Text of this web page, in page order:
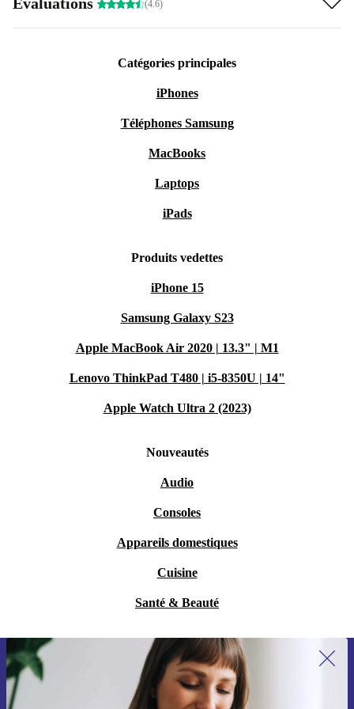
(4.6)
Catégories principales
iPhones
Téléphones Samsung
MacBooks
Laptops
iPads
Produits vedettes
iPhone 15
Samsung Galaxy S23
Apple MacBook Air 2020 | 13.3" | M1
Lenovo ThinkPad T480 | i5-8350U | 14"
Apple Watch Ultra 2 (2023)
Nouveautés
Audio
Consoles
Appareils domestiques
Cuisine
Santé & Beauté
Recevoir offres et infos de refurbed
par mail